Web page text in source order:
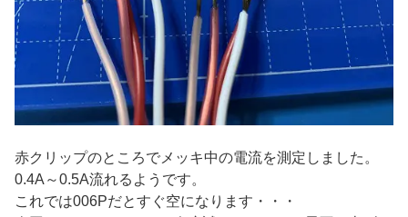
赤クリップのところでメッキ中の電流を測定しました。
0.4A～0.5A流れるようです。
これでは006Pだとすぐ空になります・・・